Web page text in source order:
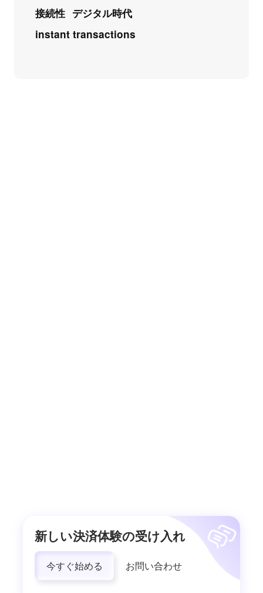
接続性 デジタル時代
instant transactions
新しい決済体験の受け入れ
今すぐ始める お問い合わせ